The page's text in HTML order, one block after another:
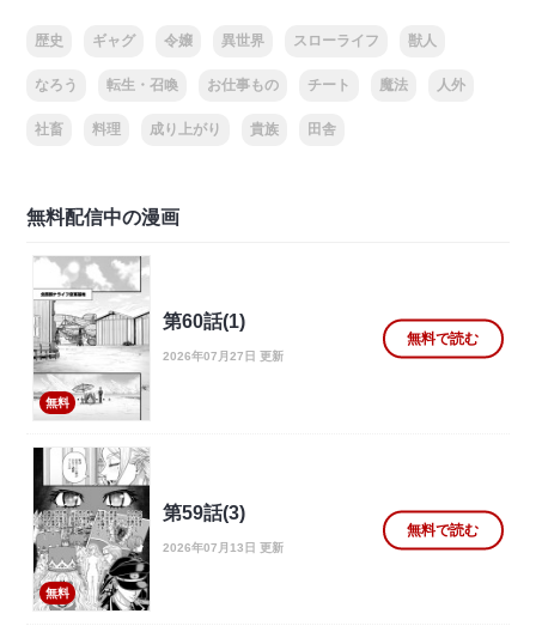
歴史 ギャグ 令嬢 異世界 スローライフ 獣人
なろう 転生・召喚 お仕事もの チート 魔法 人外
社畜 料理 成り上がり 貴族 田舎
無料配信中の漫画
無料
第60話(1)
2026年07月27日 更新
無料で読む
無料
第59話(3)
2026年07月13日 更新
無料で読む